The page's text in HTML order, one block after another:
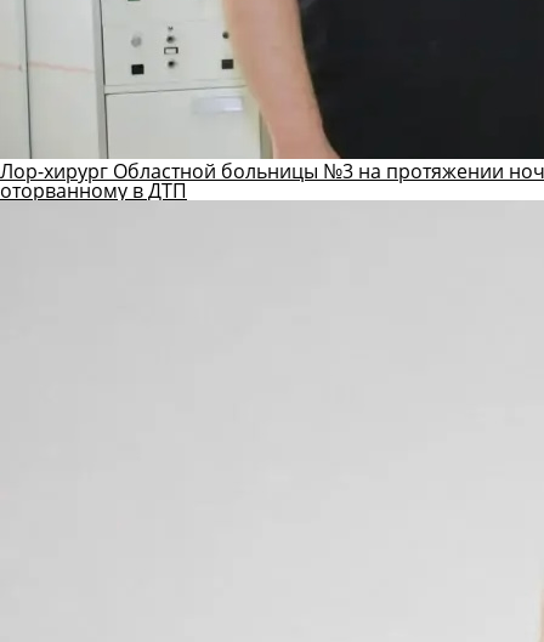
Лор-хирург Областной больницы №3 на протяжении
оторванному в ДТП